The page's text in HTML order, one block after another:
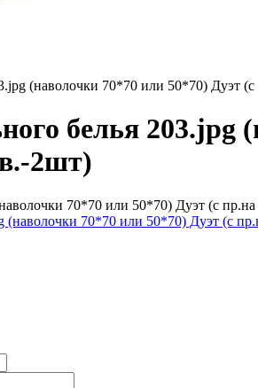
(наволочки 70*70 или 50*70) Дуэт
белья 203.jpg
2шт)
70*70 или 50*70) Дуэт (с